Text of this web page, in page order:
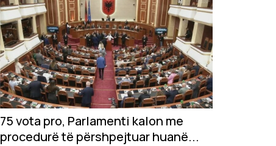
75 vota pro, Parlamenti kalon me
procedurë të përshpejtuar huanë...